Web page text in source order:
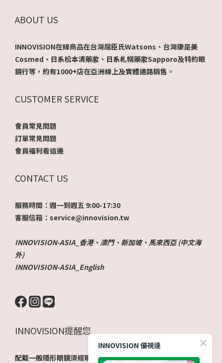
ABOUT US
INNOVISION在線商品在台灣屈臣氏Watsons、台灣康是美
Cosmed、日系松本清藥妝、日系札幌藥妝Sapporo及特約眼
鏡行等，約有1000+店在亞洲線上及實體通路銷售。
CUSTOMER SERVICE
會員常見問題
訂單常見問題
會員福利看這邊
CONTACT US
服務時間：週一到週五 9:00-17:30
客服信箱：service@innovision.tw
INNOVISION-ASIA_香港、澳門、新加坡、馬來西亞 (中文海
外)
INNOVISION-ASIA_English
INNOVISION提醒您
配戴一般隱形眼鏡須經眼科醫師驗光配鏡取得處方箋，或經由
INNOVISION 優視達